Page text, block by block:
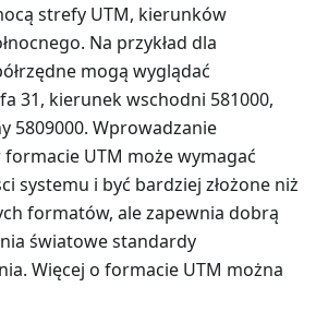
strefy UTM, kierunków
Na przykład dla
mogą wyglądać
31, kierunek wschodni 581000,
5809000. Wprowadzanie
formacie UTM może wymagać
systemu i być bardziej złożone niż
formatów, ale zapewnia dobrą
światowe standardy
Więcej o formacie UTM można